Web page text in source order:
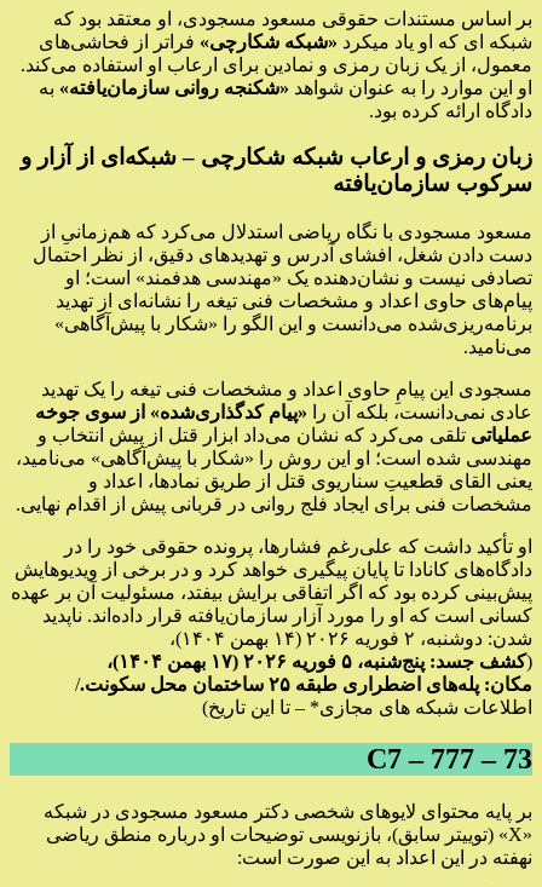
بر اساس مستندات حقوقی مسعود مسجودی، او معتقد بود که
شبکه ای که او یاد میکرد «شبکه شکارچی» فراتر از فحاشی‌های
معمول، از یک زبان رمزی و نمادین برای ارعاب او استفاده می‌کند.
او این موارد را به عنوان شواهد «شکنجه روانی سازمان‌یافته» به
دادگاه ارائه کرده بود.
زبان رمزی و ارعاب شبکه شکارچی – شبکه‌ای از آزار و
سرکوب سازمان‌یافته
مسعود مسجودی با نگاه ریاضی استدلال می‌کرد که هم‌زمانیِ از
دست دادن شغل، افشای آدرس و تهدیدهای دقیق، از نظر احتمال
تصادفی نیست و نشان‌دهنده یک «مهندسی هدفمند» است؛ او
پیام‌های حاوی اعداد و مشخصات فنی تیغه را نشانه‌ای از تهدید
برنامه‌ریزی‌شده می‌دانست و این الگو را «شکار با پیش‌آگاهی»
می‌نامید.
مسجودی این پیامِ حاوی اعداد و مشخصات فنی تیغه را یک تهدید
عادی نمی‌دانست، بلکه آن را «پیام کدگذاری‌شده» از سوی جوخه
عملیاتی تلقی می‌کرد که نشان می‌داد ابزار قتل از پیش انتخاب و
مهندسی شده است؛ او این روش را «شکار با پیش‌آگاهی» می‌نامید،
یعنی القای قطعیتِ سناریوی قتل از طریق نمادها، اعداد و
مشخصات فنی برای ایجاد فلج روانی در قربانی پیش از اقدام نهایی.
او تأکید داشت که علی‌رغم فشارها، پرونده حقوقی خود را در
دادگاه‌های کانادا تا پایان پیگیری خواهد کرد و در برخی از ویدیوهایش
پیش‌بینی کرده بود که اگر اتفاقی برایش بیفتد، مسئولیت آن بر عهده
کسانی است که او را مورد آزار سازمان‌یافته قرار داده‌اند. ناپدید
شدن: دوشنبه، ۲ فوریه ۲۰۲۶ (۱۴ بهمن ۱۴۰۴)،
(کشف جسد: پنج‌شنبه، ۵ فوریه ۲۰۲۶ (۱۷ بهمن ۱۴۰۴)،
مکان: پله‌های اضطراری طبقه ۲۵ ساختمان محل سکونت.
/
اطلاعات شبکه های مجازی* – تا این تاریخ)
C7 – 777 – 73
بر پایه محتوای لایوهای شخصی دکتر مسعود مسجودی در شبکه
«X» (توییتر سابق)، بازنویسی توضیحات او درباره منطق ریاضی
نهفته در این اعداد به این صورت است: